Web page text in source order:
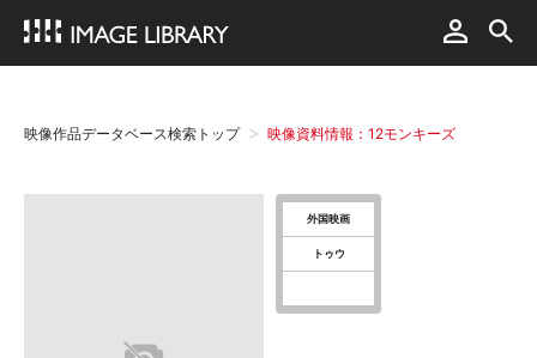
映像作品データベース検索トップ 映像資料情報：12モンキーズ
外国映画
トゥウ